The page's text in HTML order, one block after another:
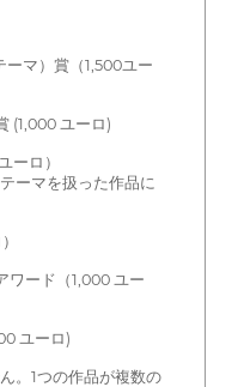
ーマ）賞（1,500ユー
(1,000 ユーロ)
ーロ）
ーマを扱った作品に
ワード（1,000 ユー
ユーロ)
。1つの作品が複数の